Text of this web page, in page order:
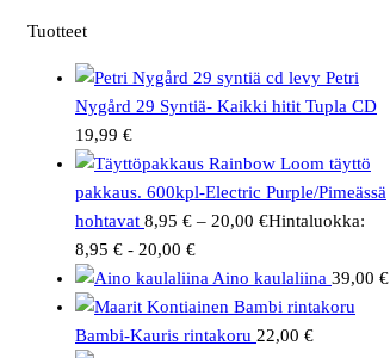
Tuotteet
Petri
Nygård 29 Syntiä- Kaikki hitit Tupla CD
19,99 €
Rainbow Loom täyttö
pakkaus. 600kpl-Electric Purple/Pimeässä
hohtavat 8,95 € – 20,00 €Hintaluokka:
8,95 € - 20,00 €
Aino kaulaliina 39,00 €
Bambi-Kauris rintakoru 22,00 €